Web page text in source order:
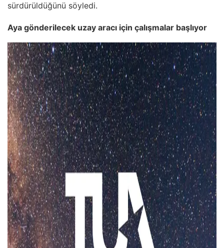
sürdürüldüğünü söyledi.
Aya gönderilecek uzay aracı için çalışmalar başlıyor